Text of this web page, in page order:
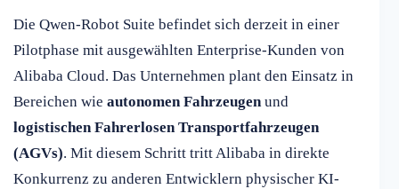
Die Qwen-Robot Suite befindet sich derzeit in einer
Pilotphase mit ausgewählten Enterprise-Kunden von
Alibaba Cloud. Das Unternehmen plant den Einsatz in
Bereichen wie autonomen Fahrzeugenund
logistischen Fahrerlosen Transportfahrzeugen
(AGVs). Mit diesem Schritt tritt Alibaba in direkte
Konkurrenz zu anderen Entwicklern physischer KI-